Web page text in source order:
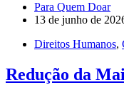
Para Quem Doar
13 de junho de
Direitos Humanos,
Redução da